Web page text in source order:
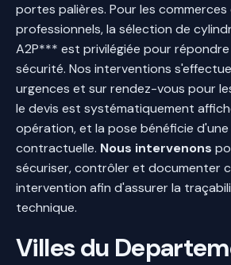
portes palières. Pour les
professionnels, la sélection de
A2P*** est privilégiée pour
sécurité. Nos interventions
urgences et sur rendez-vous pour
le devis est systématiquement
opération, et la pose bénéficie
contractuelle. Nous intervenons
sécuriser, contrôler et documenter
intervention afin d'assurer la
technique.
Villes du